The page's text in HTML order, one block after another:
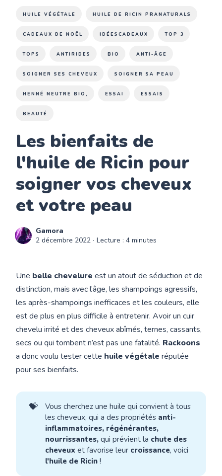
HUILE VÉGÉTALE HUILE DE RICIN PRANATURALS
CADEAUX DE NOËL IDÉESCADEAUX TOP 3
TOPS ANTIRIDES BIO ANTI-ÂGE
SOIGNER SES CHEVEUX SOIGNER SA PEAU
HENNÉ NEUTRE BIO, ESSAI ESSAIS
BEAUTÉ
Les bienfaits de
l'huile de Ricin pour
soigner vos cheveux
et votre peau
Gamora
2 décembre 2022 ∙ Lecture : 4 minutes
Une belle chevelure est un atout de séduction et de
distinction, mais avec l’âge, les shampoings agressifs,
les après-shampoings inefficaces et les couleurs, elle
est de plus en plus difficile à entretenir. Avoir un cuir
chevelu irrité et des cheveux abîmés, ternes, cassants,
secs ou qui tombent n’est pas une fatalité. Rackoons
a donc voulu tester cette huile végétale réputée
pour ses bienfaits.
💝
Vous cherchez une huile qui convient à tous
les cheveux, qui a des propriétés anti-
inflammatoires, régénérantes,
nourrissantes, qui prévient la chute des
cheveux et favorise leur croissance, voici
l'huile de Ricin !